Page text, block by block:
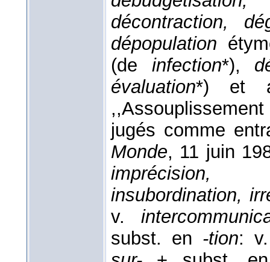
décontraction,
dépopulation
(de infection*),
évaluation*) et
jugés comme
Monde, 11 juin
imprécision,
insubordination,
v.
subst. en -tion: